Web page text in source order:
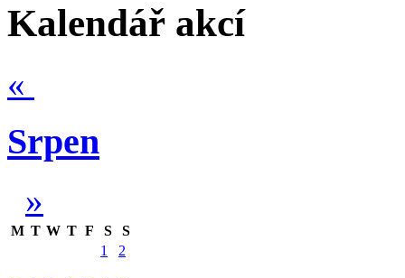
Kalendář akcí
«
Srpen
»
M T W T F S
S
1
2